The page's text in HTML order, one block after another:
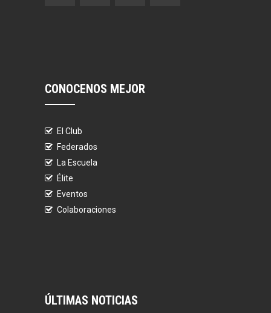
CONOCENOS MEJOR
El Club
Federados
La Escuela
Élite
Eventos
Colaboraciones
ÚLTIMAS NOTICIAS